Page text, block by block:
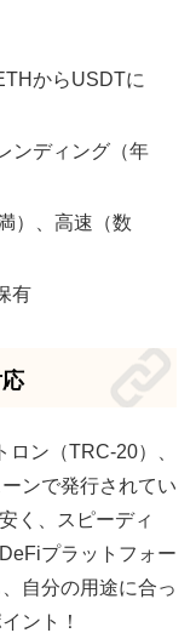
からUSDTに
ンディング（年
）、高速（数
有
ン（TRC-20）、
ンで発行されてい
く、スピーディ
プラットフォー
自分の用途に合っ
ント！